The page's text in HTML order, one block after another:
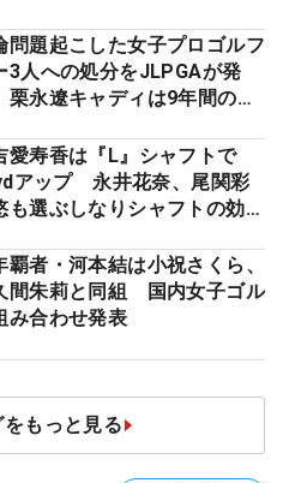
ちの“飛ばしギア”】
問題起こした女子プロゴルフ
3人への処分をJLPGAが発
永遼キャディは9年間の立
愛寿香は『L』シャフトで
アップ 永井花奈、尾関彩
も選ぶしなりシャフトの効果
覇者・河本結は小祝さくら、
間朱莉と同組 国内女子ゴル
み合わせ発表
もっと見る